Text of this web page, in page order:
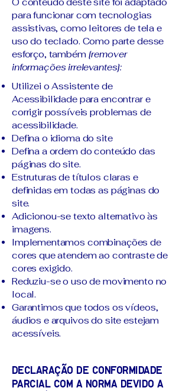
para funcionar com tecnologias
assistivas, como leitores de tela e
uso do teclado. Como parte desse
esforço, também [remover
informações irrelevantes]:
Utilizei o Assistente de
Acessibilidade para encontrar e
corrigir possíveis problemas de
acessibilidade.
Defina o idioma do site
Defina a ordem do conteúdo das
páginas do site.
Estruturas de títulos claras e
definidas em todas as páginas do
site.
Adicionou-se texto alternativo às
imagens.
Implementamos combinações de
cores que atendem ao contraste de
cores exigido.
Reduziu-se o uso de movimento no
local.
Garantimos que todos os vídeos,
áudios e arquivos do site estejam
acessíveis.
Declaração de conformidade
parcial com a norma devido a